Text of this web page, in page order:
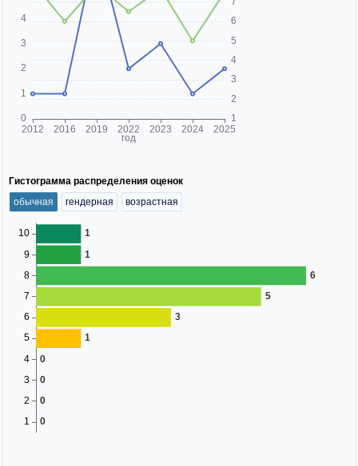
Гистограмма распределения оценок
обычная
гендерная возрастная